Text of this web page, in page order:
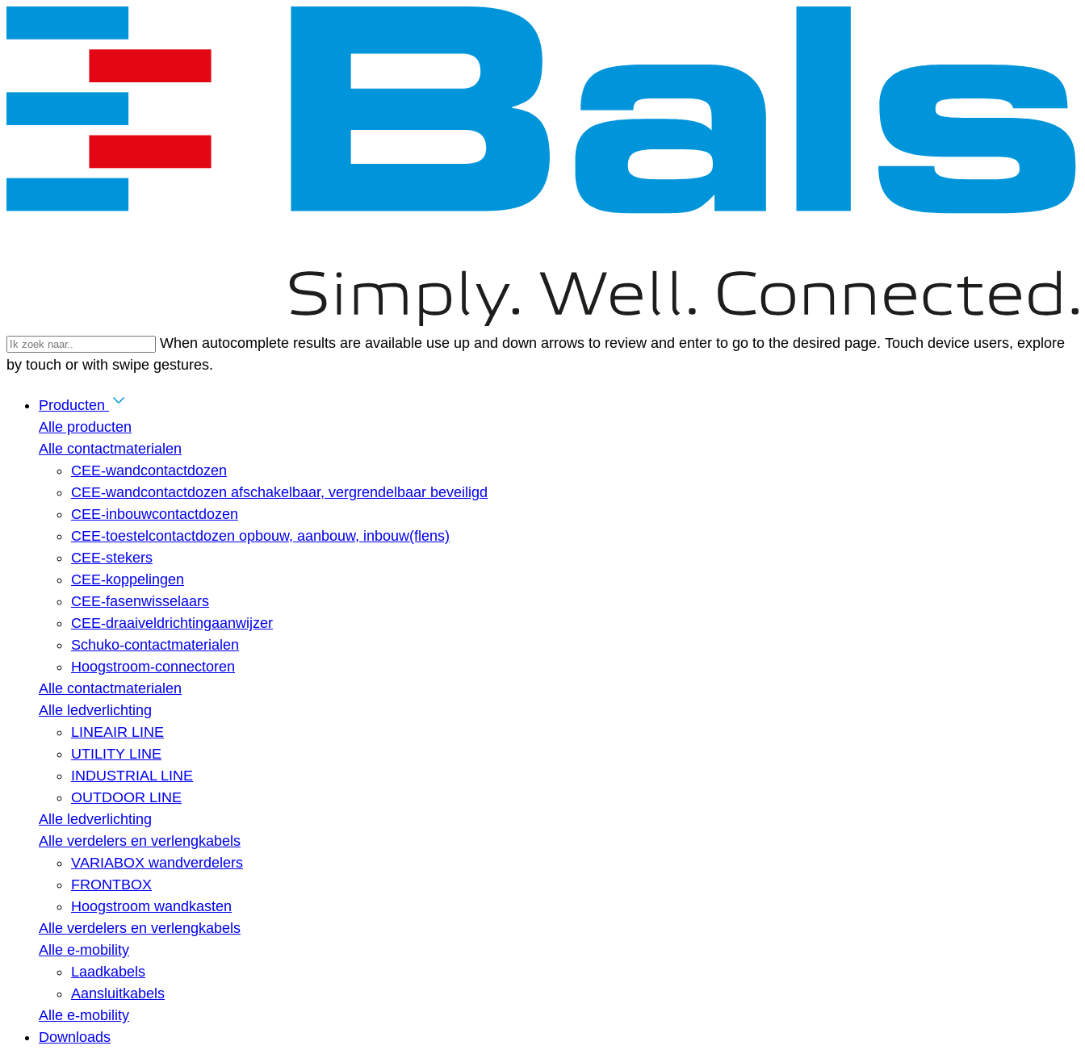
When autocomplete results are available use up and down arrows to review and enter to go to the desired page. Touch device users, explore
by touch or with swipe gestures.
Producten
Alle producten
Alle contactmaterialen
CEE-wandcontactdozen
CEE-wandcontactdozen afschakelbaar, vergrendelbaar beveiligd
CEE-inbouwcontactdozen
CEE-toestelcontactdozen opbouw, aanbouw, inbouw(flens)
CEE-stekers
CEE-koppelingen
CEE-fasenwisselaars
CEE-draaiveldrichtingaanwijzer
Schuko-contactmaterialen
Hoogstroom-connectoren
Alle contactmaterialen
Alle ledverlichting
LINEAIR LINE
UTILITY LINE
INDUSTRIAL LINE
OUTDOOR LINE
Alle ledverlichting
Alle verdelers en verlengkabels
VARIABOX wandverdelers
FRONTBOX
Hoogstroom wandkasten
Alle verdelers en verlengkabels
Alle e-mobility
Laadkabels
Aansluitkabels
Alle e-mobility
Downloads